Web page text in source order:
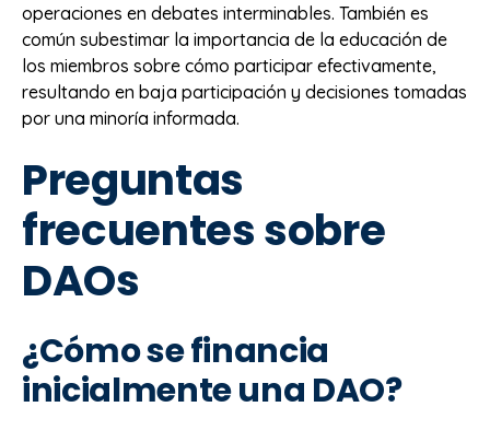
operaciones en debates interminables. También es
común subestimar la importancia de la educación de
los miembros sobre cómo participar efectivamente,
resultando en baja participación y decisiones tomadas
por una minoría informada.
Preguntas
frecuentes sobre
DAOs
¿Cómo se financia
inicialmente una DAO?